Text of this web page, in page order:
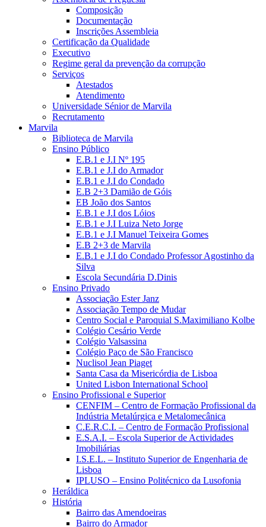
Composição
Documentação
Inscrições Assembleia
Certificação da Qualidade
Executivo
Regime geral da prevenção da corrupção
Serviços
Atestados
Atendimento
Universidade Sénior de Marvila
Recrutamento
Marvila
Biblioteca de Marvila
Ensino Público
E.B.1 e J.I Nº 195
E.B.1 e J.I do Armador
E.B.1 e J.I do Condado
E.B 2+3 Damião de Góis
EB João dos Santos
E.B.1 e J.I dos Lóios
E.B.1 e J.I Luiza Neto Jorge
E.B.1 e J.I Manuel Teixeira Gomes
E.B 2+3 de Marvila
E.B.1 e J.I do Condado Professor Agostinho da
Silva
Escola Secundária D.Dinis
Ensino Privado
Associação Ester Janz
Associação Tempo de Mudar
Centro Social e Paroquial S.Maximiliano Kolbe
Colégio Cesário Verde
Colégio Valsassina
Colégio Paço de São Francisco
Nuclisol Jean Piaget
Santa Casa da Misericórdia de Lisboa
United Lisbon International School
Ensino Profissional e Superior
CENFIM – Centro de Formação Profissional da
Indústria Metalúrgica e Metalomecânica
C.E.R.C.I. – Centro de Formação Profissional
E.S.A.I. – Escola Superior de Actividades
Imobiliárias
I.S.E.L. – Instituto Superior de Engenharia de
Lisboa
IPLUSO – Ensino Politécnico da Lusofonia
Heráldica
História
Bairro das Amendoeiras
Bairro do Armador